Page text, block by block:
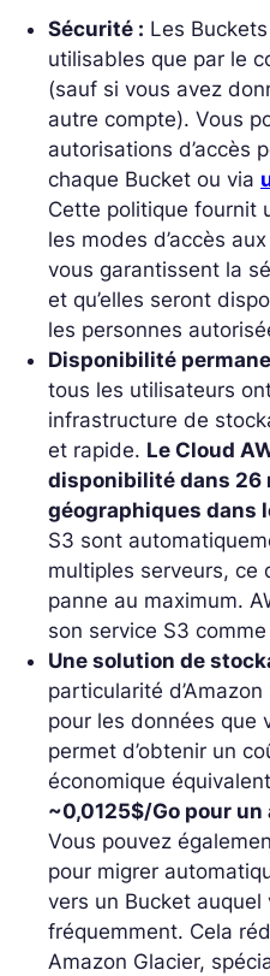
Sécurité : Les
utilisables que par le
(sauf si vous avez
autre compte). Vous
autorisations d’accès
chaque Bucket ou via
Cette politique fournit
les modes d’accès
vous garantissent la
et qu’elles seront
les personnes
Disponibilité
tous les utilisateurs
infrastructure de
et rapide. Le Cloud
disponibilité dans 26
géographiques dans
S3 sont
multiples serveurs, ce
panne au maximum.
son service S3
Une solution de
particularité
pour les données que
permet d’obtenir un
économique
~0,0125$/Go pour
Vous pouvez
pour migrer
vers un Bucket auquel
fréquemment. Cela
Amazon Glacier,